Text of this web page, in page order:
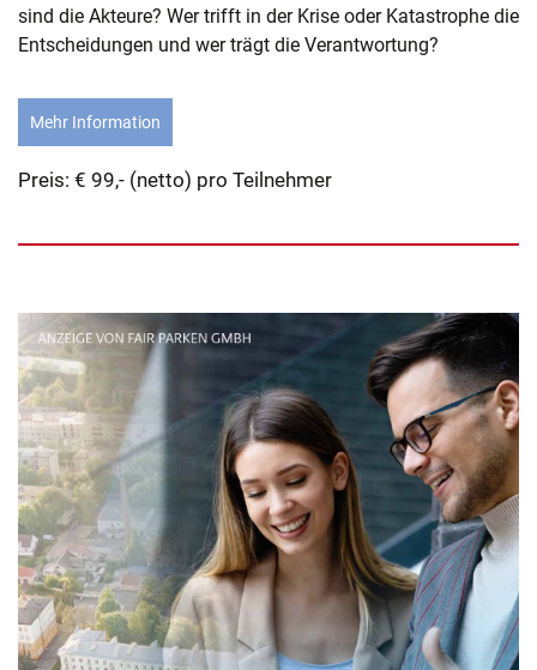
sind die Akteure? Wer trifft in der Krise oder Katastrophe die
Entscheidungen und wer trägt die Verantwortung?
Mehr Information
Preis: € 99,- (netto) pro Teilnehmer